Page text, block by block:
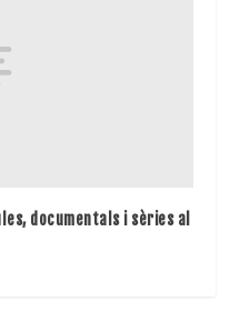
documentals i sèries al